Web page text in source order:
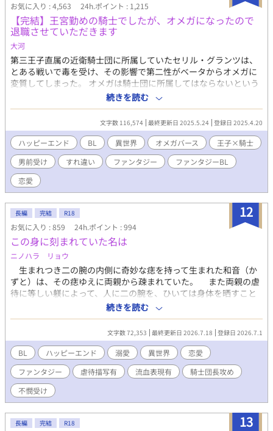
お気に入り : 4,563 24h.ポイント : 1,215
【完結】王宮勤めの騎士でしたが、オメガになったので
退職させていただきます
大河
第三王子直属の近衛騎士団に所属していたセリル・グランツは、
とある戦いで毒を受け、その影響で第二性がベータからオメガに
変質してしまった。 オメガは騎士団に所属してはならないという
法に基づき、騎士団を辞めることを決意するセリル。上司である
第三王子・レオンハルトにそのことを告げて騎士団を去るが、特
に引き留められるようなことはなかった。 地方貴族である実家に
戻ったセリルは、オメガになったことで見合い話を受けざるを得
ない立場に。見合いに全く乗り気でないセリルの元に、意外な人
物から婚約の申し入れが届く。それはかつての上司、レオンハル
トからの婚約の申し入れだった──
続きを読む
文字数 116,574 最終更新日 2025.5.24 登録日 2025.4.20
ハッピーエンド BL 異世界 オメガバース
王子×騎士
男前受け
すれ違い ファンタジー
ファンタジーBL
恋愛
12
長編 完結 R18
お気に入り : 859 24h.ポイント : 994
この身に刻まれていた名は
ニノハラ リョウ
生まれつき二の腕の内側に奇妙な痣を持って生まれた和音（か
ずと）は、その痣ゆえに両親から疎まれていた。 また両親の虐
待に等しい躾によって、人に二の腕を、ひいては身体を晒すこと
に嫌悪にも似た苦手意識を持ってしまう。その結果、学生生活す
らもうまくいっていなかった。 ある雨の日、乱暴な運転をする
車が跳ね上げた雨水に何故か飲み込まれてしまう。 気が付けば
そこには見覚えのない光景が広がっていた。 異世界だと認識す
る間もなく、和音は逆境に曝される。親切な商人に拾われた和音
は、自らの二の腕にある痣がこの国の文字だということを知る。
その文字が示すのはこの国で英雄と称えられている騎士団長の
名だということも。そして……この世界では運命の相手の名が身
体に浮かび上がる世界であるということも。 運命に導かれた二
部残酷な表現があります。
続きを読む
文字数 72,353 最終更新日 2026.7.18 登録日 2026.7.1
BL ハッピーエンド 溺愛 異世界
恋愛
ファンタジー
虐待描写有 流血表現有
騎士団長攻め
不憫受け
13
長編 完結 R18